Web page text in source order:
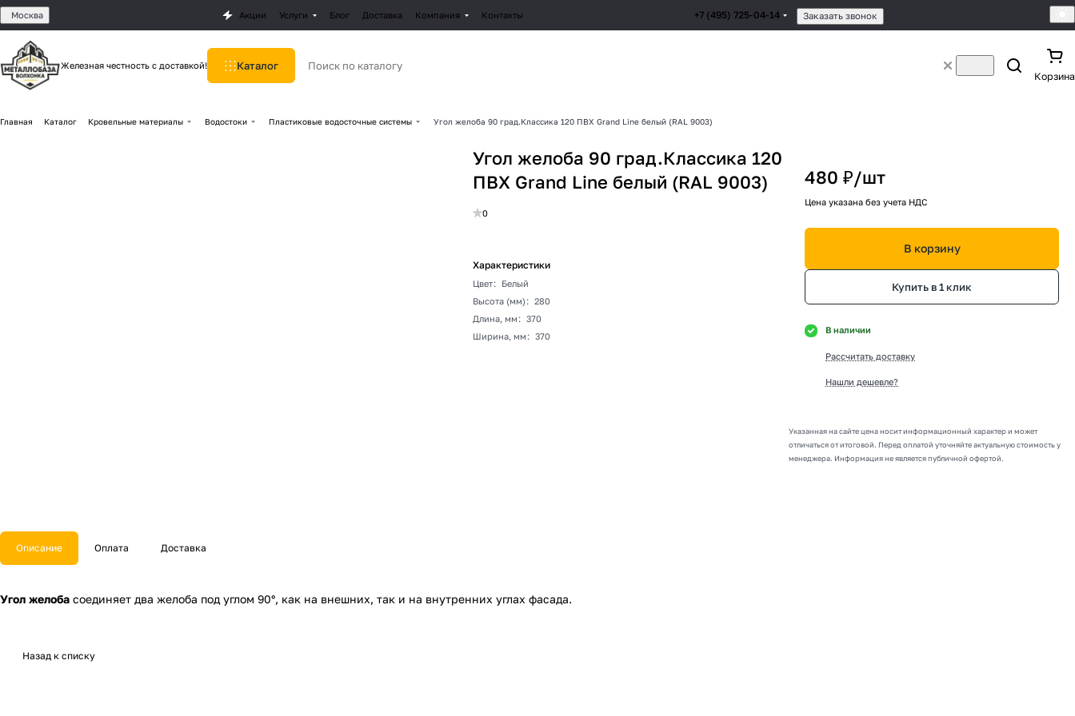
Москва Акции Услуги Блог Доставка Компания Контакты +7 (495) 725-04-14 Заказать звонок
Железная честность с доставкой! Каталог
Корзина
Главная Каталог Кровельные материалы Водостоки Пластиковые водосточные системы Угол желоба 90 град.Классика 120 ПВХ Grand Line белый (RAL 9003)
Угол желоба 90 град.Классика 120
ПВХ Grand Line белый (RAL 9003)
0
Характеристики
Цвет:
Белый
Высота (мм): 280
Длина, мм : 370
Ширина, мм : 370
480 ₽/шт
Цена указана без учета НДС
В корзину
Купить в 1 клик
В наличии
Рассчитать доставку
Нашли дешевле?
Указанная на сайте цена носит информационный характер и может
отличаться от итоговой. Перед оплатой уточняйте актуальную стоимость у
менеджера. Информация не является публичной офертой.
Описание Оплата Доставка
Угол желоба соединяет два желоба под углом 90°, как на внешних, так и на внутренних углах фасада.
Назад к списку